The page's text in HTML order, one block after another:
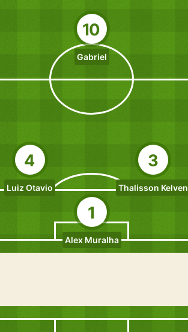
10
Gabriel
4
Luiz Otavio
3
Thalisson Kelven
1
Alex Muralha